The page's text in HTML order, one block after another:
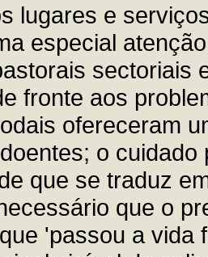
lugares e
especial
sectoriais
fronte aos
ofereceram
o
que se traduz
que o
'passou a vida